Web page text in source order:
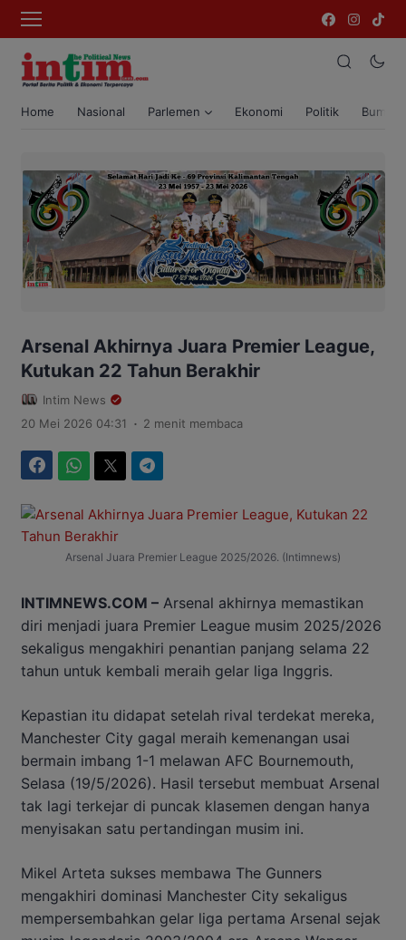
Home Nasional Parlemen Ekonomi Politik Bumi
Arsenal Akhirnya Juara Premier League,
Kutukan 22 Tahun Berakhir
Intim News
20 Mei 2026 04:31
. 2 menit membaca
Arsenal Juara Premier League 2025/2026. (Intimnews)
INTIMNEWS.COM – Arsenal akhirnya memastikan
diri menjadi juara Premier League musim 2025/2026
sekaligus mengakhiri penantian panjang selama 22
tahun untuk kembali meraih gelar liga Inggris.
Kepastian itu didapat setelah rival terdekat mereka,
Manchester City gagal meraih kemenangan usai
bermain imbang 1-1 melawan AFC Bournemouth,
Selasa (19/5/2026). Hasil tersebut membuat Arsenal
tak lagi terkejar di puncak klasemen dengan hanya
menyisakan satu pertandingan musim ini.
Mikel Arteta sukses membawa The Gunners
mengakhiri dominasi Manchester City sekaligus
mempersembahkan gelar liga pertama Arsenal sejak